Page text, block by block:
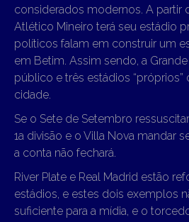
considerados modernos. A partir
Atlético Mineiro terá seu estádio
políticos falam em construir um
em Betim. Assim sendo, a
público e três estádios
cidade.
Se o Sete de Setembro
1a divisão e o Villa Nova mandar
a conta não fechará.
River Plate e Real Madrid estão
estádios, e estes dois exemplos
suficiente para a mídia, e o